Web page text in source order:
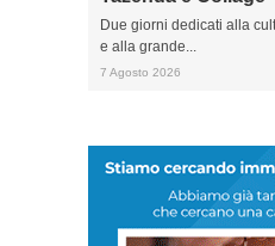
Due giorni dedicati alla
e alla grande...
7 Agosto 2026